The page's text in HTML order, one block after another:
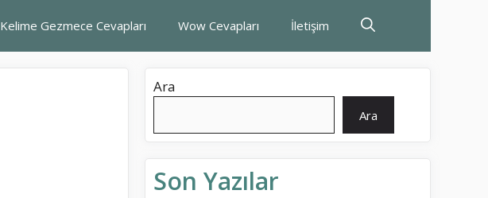
Kelime Gezmece Cevapları Wow Cevapları İletişim
Ara
Ara
Son Yazılar